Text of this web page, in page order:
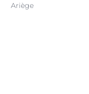
Ariège